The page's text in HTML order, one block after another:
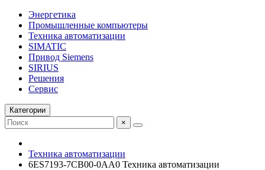
Энергетика
Промышленные компьютеры
Техника автоматизации
SIMATIC
Привод Siemens
SIRIUS
Решения
Сервис
Категории
×
Техника автоматизации
6ES7193-7CB00-0AA0 Техника автоматизации